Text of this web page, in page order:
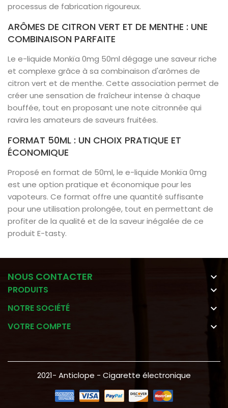
processus de fabrication rigoureux.
ARÔMES DE CITRON VERT ET DE MENTHE : UNE
COMBINAISON PARFAITE
Le e-liquide Monkïa 0mg 50ml dégage une saveur riche
et complexe grâce à sa combinaison d'arômes de
citron vert et de menthe. Cette association permet de
créer une sensation de fraîcheur intense à chaque
bouffée, tout en proposant une note citronnée qui
ravira les amateurs de saveurs fruitées.
FORMAT 50ML : UN CHOIX PRATIQUE ET
ÉCONOMIQUE
Proposé en format de 50ml, le e-liquide Monkïa 0mg
est une option pratique et économique pour les
vapoteurs. Ce format offre une quantité suffisante
pour une utilisation prolongée, tout en permettant de
profiter de la qualité et de la saveur inégalée de ce
produit E-tasty.
NOUS CONTACTER 
PRODUITS 
NOTRE SOCIÉTÉ 
VOTRE COMPTE 
2021- Anticlope - Cigarette électronique